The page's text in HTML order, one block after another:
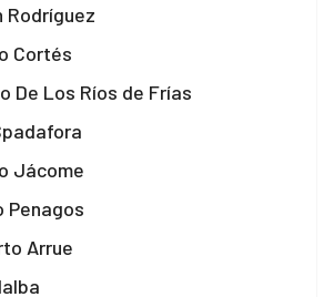
Rodríguez
Cortés
De Los Ríos de Frías
Jácome
Penagos
Arrue